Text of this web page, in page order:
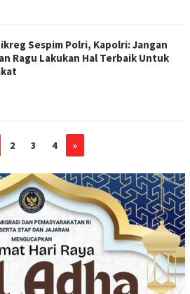
Sespim Polri, Kapolri: Jangan
Ragu Lakukan Hal Terbaik Untuk
2 3 4 »